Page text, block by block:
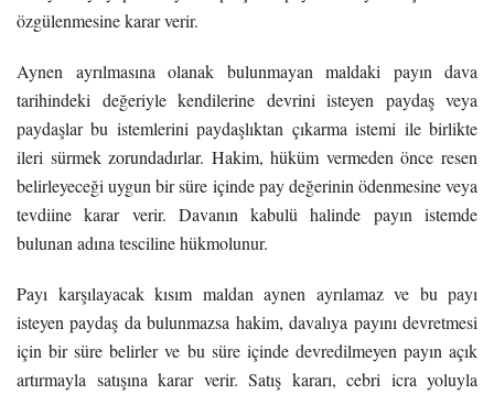
özgülenmesine karar verir.
Aynen ayrılmasına olanak bulunmayan maldaki payın dava
tarihindeki değeriyle kendilerine devrini isteyen paydaş veya
paydaşlar bu istemlerini paydaşlıktan çıkarma istemi ile birlikte
ileri sürmek zorundadırlar. Hakim, hüküm vermeden önce resen
belirleyeceği uygun bir süre içinde pay değerinin ödenmesine veya
tevdiine karar verir. Davanın kabulü halinde payın istemde
bulunan adına tesciline hükmolunur.
Payı karşılayacak kısım maldan aynen ayrılamaz ve bu payı
isteyen paydaş da bulunmazsa hakim, davalıya payını devretmesi
için bir süre belirler ve bu süre içinde devredilmeyen payın açık
artırmayla satışına karar verir. Satış kararı, cebri icra yoluyla